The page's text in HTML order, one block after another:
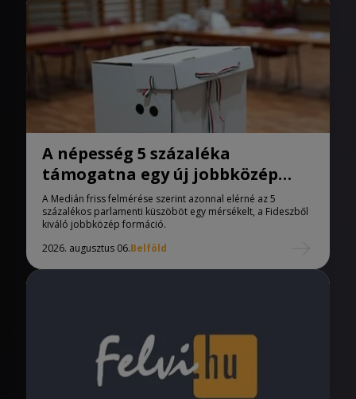
A népesség 5 százaléka
támogatna egy új jobbközép
pártot
A Medián friss felmérése szerint azonnal elérné az 5
százalékos parlamenti küszöböt egy mérsékelt, a Fideszből
kiváló jobbközép formáció.
2026. augusztus 06.Belföld